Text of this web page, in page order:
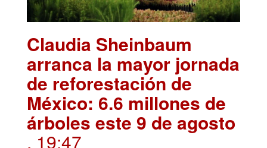
Claudia Sheinbaum
arranca la mayor jornada
de reforestación de
México: 6.6 millones de
árboles este 9 de agosto
. 19:47